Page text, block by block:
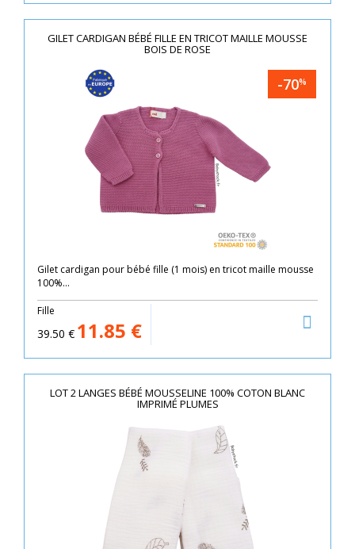
GILET CARDIGAN BÉBÉ FILLE EN TRICOT MAILLE MOUSSE
BOIS DE ROSE
-70%
Gilet cardigan pour bébé fille (1 mois) en tricot maille mousse
100%...
Fille
39.50 € 11.85 €
LOT 2 LANGES BÉBÉ MOUSSELINE 100% COTON BLANC
IMPRIMÉ PLUMES